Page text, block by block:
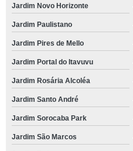
Jardim Novo Horizonte
Jardim Paulistano
Jardim Pires de Mello
Jardim Portal do Itavuvu
Jardim Rosária Alcoléa
Jardim Santo André
Jardim Sorocaba Park
Jardim São Marcos